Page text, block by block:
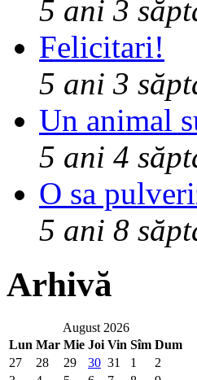
5 ani 3
Felicitari!
5 ani 3
Un animal
5 ani 4
O sa
5 ani 8
Arhivă
August 2026
Lun Mar Mie Joi Vin Sîm Dum
27
28 29 30 31 1
2